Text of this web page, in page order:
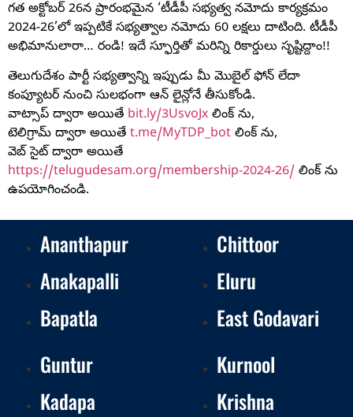
గత అక్టోబర్ 26న ప్రారంభమైన ‘టీడీపీ సభ్యత్వ నమోదు కార్యక్రమం
2024-26’లో ఇప్పటికే సభ్యత్వాల నమోదు 60 లక్షలు దాటింది. టీడీపీ
అభిమానులారా… రండి! ఇదే స్ఫూర్తితో మరిన్ని రికార్డులు సృష్టిద్దాం!!
తెలుగుదేశం పార్టీ సభ్యత్వాన్ని ఇప్పుడు మీ మొబైల్ ఫోన్ లేదా
కంప్యూటర్ నుంచి సులభంగా ఆన్ లైన్లోనే తీసుకోండి.
వాట్సాప్ ద్వారా అయితే bit.ly/3UsvoJx లింక్ ను,
టెలిగ్రామ్ ద్వారా అయితే t.me/MyTDP_bot లింక్ ను,
వెబ్ సైట్ ద్వారా అయితే
https://telugudesam.org/membership-2024-26/ లింక్ ను
ఉపయోగించండి.
Ananthapur
Anakapalli
Bapatla
Chittoor
Eluru
East Godavari
Guntur
Kadapa
Kurnool
Krishna